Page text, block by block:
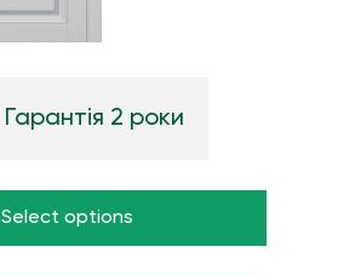
Гарантія 2 роки
Select options